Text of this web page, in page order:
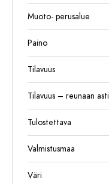
Muoto- perusalue
Paino
Tilavuus
Tilavuus – reunaan asti
Tulostettava
Valmistusmaa
Väri